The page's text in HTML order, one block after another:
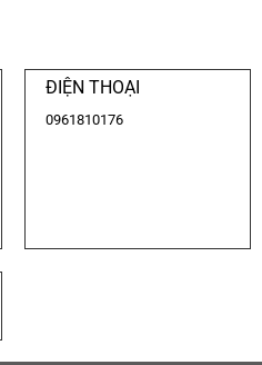
ĐIỆN THOẠI
0961810176